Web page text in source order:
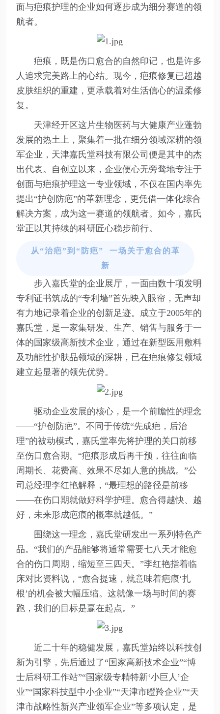
面与疤痕护理的企业如何逐步成为细分赛道的领
航者。
疤痕，既是伤口愈合的自然印记，也是许多
人追求完美路上的心结。现今，疤痕修复已超越
皮肤组织的重建，更承载着对生活信心的温柔修
复。
天津经开区这片生物医药与大健康产业蓬勃
发展的热土上，聚集着一批在细分领域深耕的领
军企业，天津嘉氏堂科技有限公司便是其中的杰
出代表。自创立以来，企业便心无旁骛地专注于
创面与疤痕护理这一专业领域，不仅在国内率先
提出“护创防疤”的革新理念，更凭借一体化综合
解决方案，成为这一赛道的领航者。如今，嘉氏
堂正以其持续的科研匠心稳步前行。
从“治疤”到“防疤” 一场关于愈合的革
新
步入嘉氏堂的企业展厅，一面由数十项发明
专利证书筑成的“专利墙”首先映入眼帘，无声却
有力地记录着企业的创新足迹。成立于2005年的
嘉氏堂，是一家集研发、生产、销售与服务于一
体的国家级高新技术企业，通过在新型医用敷料
及功能性护肤品领域的深耕，已在疤痕修复领域
建立起显著的领先优势。
驱动企业发展的核心，是一个前瞻性的理念
——“护创防疤”。不同于传统“先成疤，后治
理”的被动模式，嘉氏堂率先将护理的关口前移
至伤口愈合期。“疤痕形成后再干预，往往面临
周期长、花费高、效果不尽如人意的挑战。”公
司总经理李红艳解释，“最理想的路径是前移
——在伤口期就做好科学护理。愈合得越快、越
好，未来形成疤痕的概率就越低。”
围绕这一理念，嘉氏堂研发出一系列特色产
品。“我们的产品能够将通常需要七八天才能愈
合的伤口周期，缩短至三四天。”李红艳指着临
床对比资料说，“愈合提速，就意味着疤痕‘扎
根’的机会被大幅压缩。这就像一场与时间的赛
跑，我们的目标是赢在起点。”
近二十年的稳健发展，嘉氏堂始终以科技创
新为引擎，先后通过了“国家高新技术企业”“博
士后科研工作站”“国家级专精特新‘小巨人’企
业”“国家科技型中小企业”“天津市瞪羚企业”“天
津市战略性新兴产业领军企业”等多项认定，是